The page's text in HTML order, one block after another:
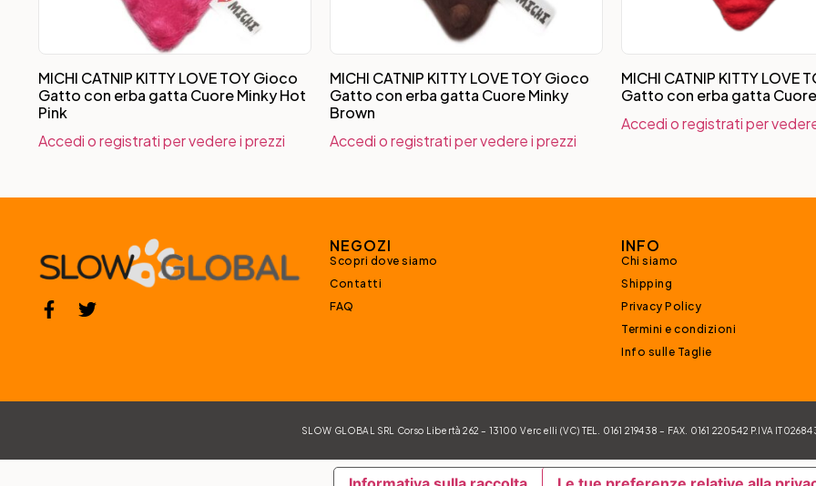
MICHI CATNIP KITTY LOVE TOY Gioco
Gatto con erba gatta Cuore Minky Hot
Pink
Accedi o registrati per vedere i prezzi
MICHI CATNIP KITTY LOVE TOY Gioco
Gatto con erba gatta Cuore Minky
Brown
Accedi o registrati per vedere i prezzi
MICHI CATNIP KITTY LOVE
Gatto con erba gatta
Accedi o registrati per
NEGOZI
Scopri dove siamo
Contatti
FAQ
INFO
Chi siamo
Shipping
Privacy Policy
Termini e condizioni
Info sulle Taglie
SLOW GLOBAL SRL Corso Libertà 262 – 13100 Vercelli (VC) TEL. 0161 219438 – FAX. 0161 220542 P.IVA